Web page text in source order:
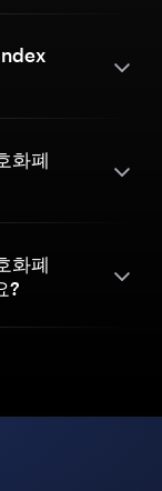
화폐
화폐
?